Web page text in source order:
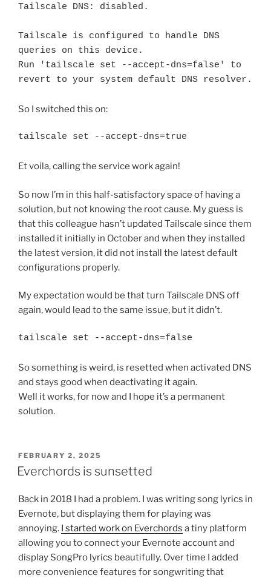
Tailscale DNS: disabled.
Tailscale is configured to handle DNS
queries on this device.
Run 'tailscale set --accept-dns=false' to
revert to your system default DNS resolver.
So I switched this on:
tailscale set --accept-dns=true
Et voila, calling the service work again!
So now I’m in this half-satisfactory space of having a
solution, but not knowing the root cause. My guess is
that this colleague hasn’t updated Tailscale since them
installed it initially in October and when they installed
the latest version, it did not install the latest default
configurations properly.
My expectation would be that turn Tailscale DNS off
again, would lead to the same issue, but it didn’t.
tailscale set --accept-dns=false
So something is weird, is resetted when activated DNS
and stays good when deactivating it again.
Well it works, for now and I hope it’s a permanent
solution.
POSTED
ON
FEBRUARY 2, 2025
Everchords is sunsetted
Back in 2018 I had a problem. I was writing song lyrics in
Evernote, but displaying them for playing was
annoying. I started work on Everchords a tiny platform
allowing you to connect your Evernote account and
display SongPro lyrics beautifully. Over time I added
more convenience features for songwriting that